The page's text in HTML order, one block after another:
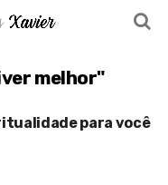
melhor"
para você